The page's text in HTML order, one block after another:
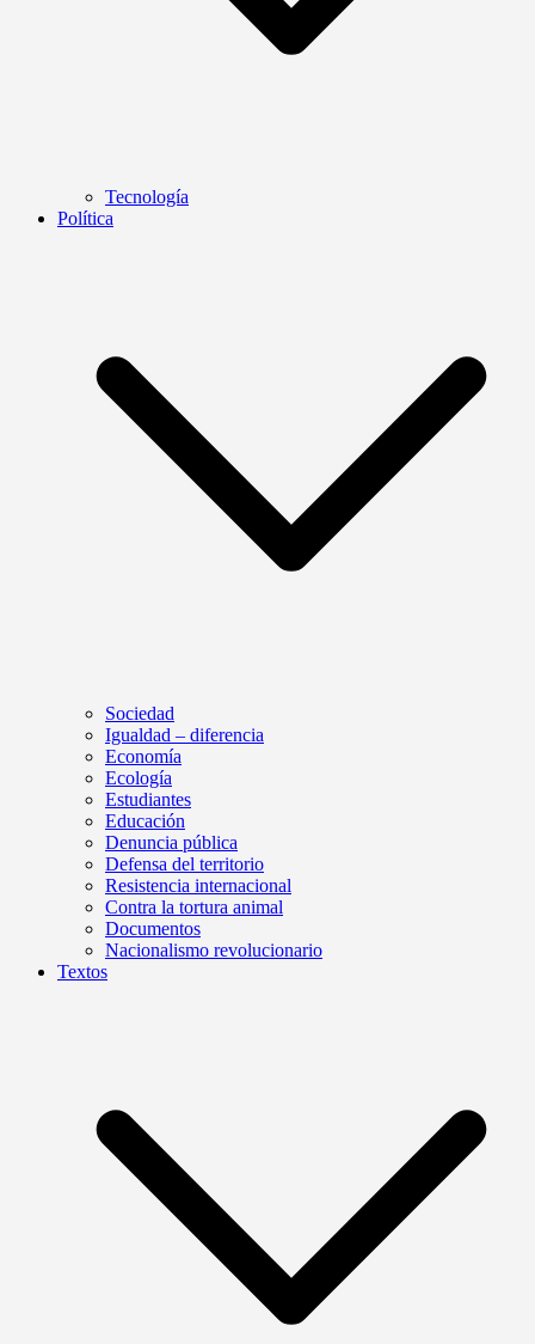
Tecnología
Política
Sociedad
Igualdad – diferencia
Economía
Ecología
Estudiantes
Educación
Denuncia pública
Defensa del territorio
Resistencia internacional
Contra la tortura animal
Documentos
Nacionalismo revolucionario
Textos